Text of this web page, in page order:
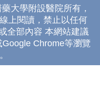
大學附設醫院所有，
上閱讀，禁止以任何
全部內容 本網站建議
Chrome等瀏覽